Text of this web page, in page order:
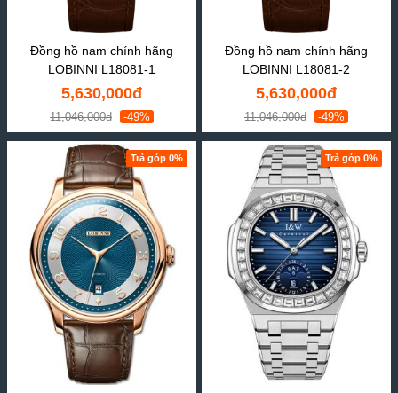
Đồng hồ nam chính hãng
LOBINNI L18081-1
5,630,000đ
11,046,000đ -49%
Đồng hồ nam chính hãng
LOBINNI L18081-2
5,630,000đ
11,046,000đ -49%
Trả góp 0% Trả góp 0%